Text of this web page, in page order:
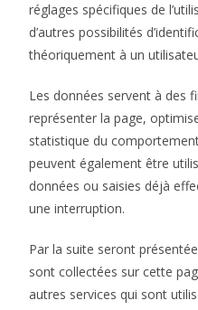
réglages spécifiques de
d’autres possibilités
théoriquement à un
Les données servent à des
représenter la page,
statistique du
peuvent également être
données ou saisies déjà
une interruption.
Par la suite seront
sont collectées sur cette
autres services qui sont